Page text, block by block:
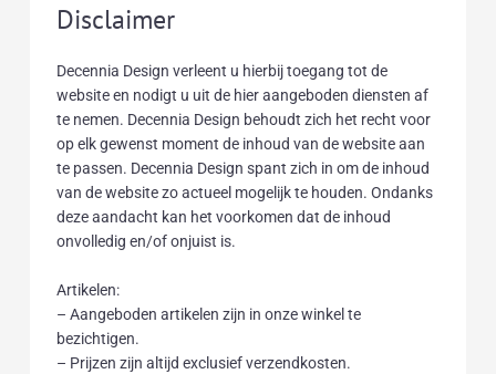
Disclaimer
Decennia Design verleent u hierbij toegang tot de
website en nodigt u uit de hier aangeboden diensten af
te nemen. Decennia Design behoudt zich het recht voor
op elk gewenst moment de inhoud van de website aan
te passen. Decennia Design spant zich in om de inhoud
van de website zo actueel mogelijk te houden. Ondanks
deze aandacht kan het voorkomen dat de inhoud
onvolledig en/of onjuist is.
Artikelen:
– Aangeboden artikelen zijn in onze winkel te
bezichtigen.
– Prijzen zijn altijd exclusief verzendkosten.